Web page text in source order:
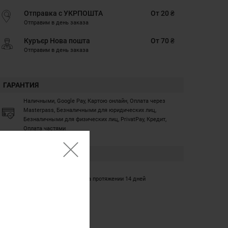
Отправка с УКРПОШТА
Отправим в день заказа
От 20 ₴
Куръєр Нова пошта
Отправим в день заказа
От 70 ₴
ГАРАНТИЯ
Наличными, Google Pay, Картою онлайн, Оплата через
Masterpass, Безналичными для юридических лиц,
Безналичными для физических лиц, PrivatPay, Кредит,
Оплата частями
Обмен/возврат товара на протяжении 14 дней